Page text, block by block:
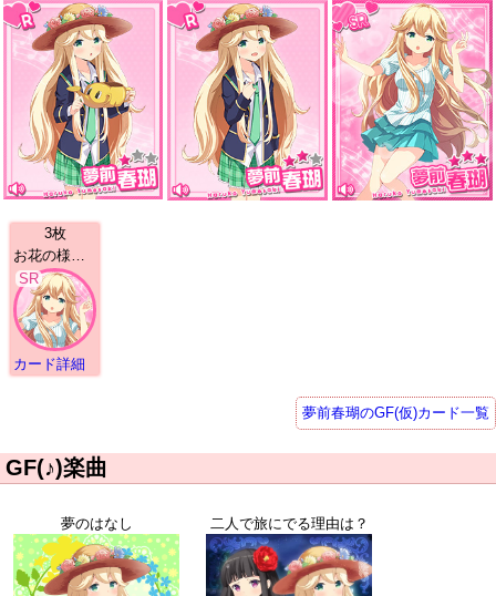
3枚
SR
カード詳細
夢前春瑚のGF(仮)カード一覧
GF(♪)楽曲
夢のはなし 二人で旅にでる理由は？